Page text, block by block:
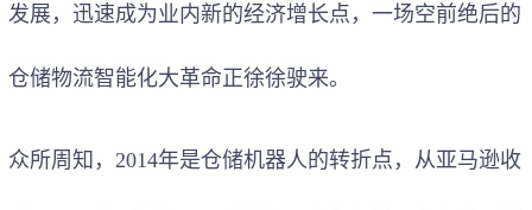
发展，迅速成为业内新的经济增长点，一场空前绝后的
仓储物流智能化大革命正徐徐驶来。
众所周知，2014年是仓储机器人的转折点，从亚马逊收